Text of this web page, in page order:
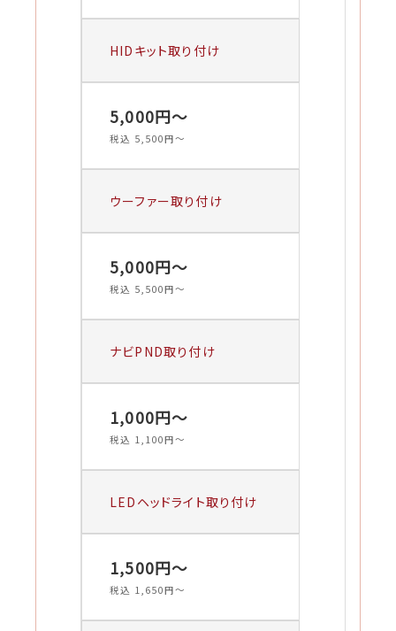
HIDキット取り付け
5,000円〜
税込 5,500円〜
ウーファー取り付け
5,000円〜
税込 5,500円〜
ナビPND取り付け
1,000円〜
税込 1,100円〜
LEDヘッドライト取り付け
1,500円〜
税込 1,650円〜